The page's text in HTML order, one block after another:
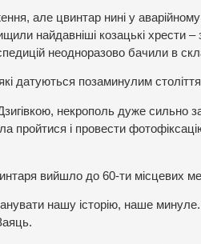
але цвинтар нині у
найдавніші козацькі хрести
неодноразово бачили в
датуються позаминулим
некрополь дуже сильно
пройтися і провести
вийшло до 60-ти місцевих
нашу історію, наше